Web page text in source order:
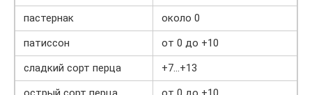
пастернак
около 0
патиссон
от 0 до +10
сладкий сорт перца
+7…+13